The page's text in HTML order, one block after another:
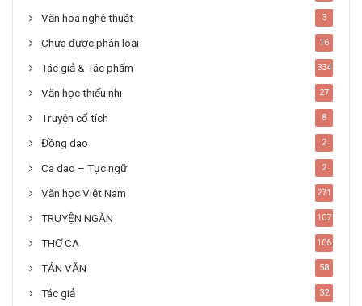
Văn hoá nghệ thuật 3
Chưa được phân loại 16
Tác giả & Tác phẩm 334
Văn học thiếu nhi 27
Truyện cổ tích 8
Đồng dao 2
Ca dao – Tục ngữ 2
Văn học Việt Nam 271
TRUYỆN NGẮN 107
THƠ CA 106
TẢN VĂN 58
Tác giả 32